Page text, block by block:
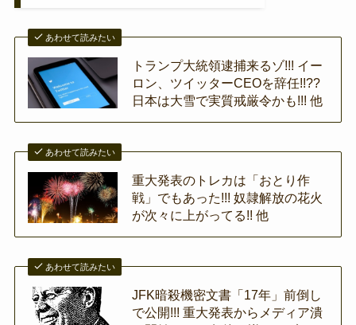
あわせて読みたい
トランプ大統領逮捕来るゾ!!! イー
ロン、ツイッターCEOを辞任!!??
日本は大雪で実質戒厳令かも!!! 他
あわせて読みたい
重大発表のトレカは「おとり作
戦」でもあった!!! 奴隷解放の花火
が次々に上がってる!! 他
あわせて読みたい
JFK暗殺機密文書「17年」前倒し
で公開!!! 重大発表からメディア潰